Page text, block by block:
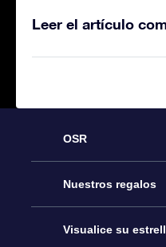
Leer el artículo
OSR
Atención
Contáctanos
Nuestros regalos
Regalo Estrella
Visualice su